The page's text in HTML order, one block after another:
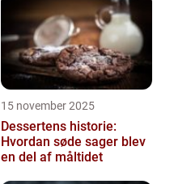
15 november 2025
Dessertens historie:
Hvordan søde sager blev
en del af måltidet